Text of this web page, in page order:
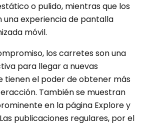
o pulido, mientras que los
experiencia de pantalla
móvil.
los carretes son una
para llegar a nuevas
tienen el poder de obtener más
También se muestran
en la página Explore y
publicaciones regulares, por el